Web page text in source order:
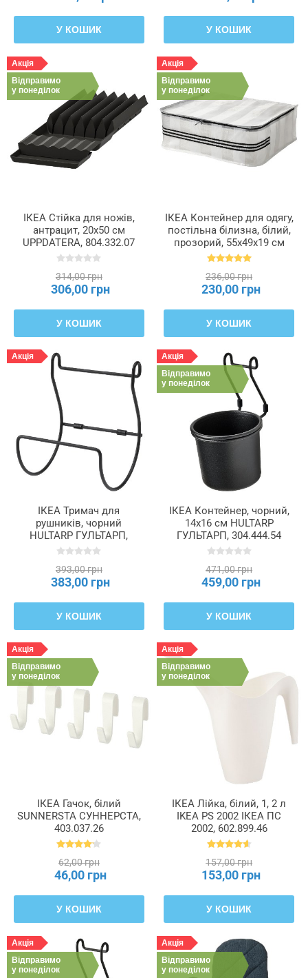
У КОШИК У КОШИК
Акція
Відправимо
у понеділок
ІКЕА Стійка для ножів,
антрацит, 20x50 см
UPPDATERA, 804.332.07
314,00 грн
306,00 грн
У КОШИК
Акція
Відправимо
у понеділок
ІКЕА Контейнер для одягу,
постільна білизна, білий,
прозорий, 55x49x19 см
GÖRSNYGG, 405.041.93
236,00 грн
230,00 грн
У КОШИК
Акція
ІКЕА Тримач для
рушників, чорний
HULTARP ГУЛЬТАРП,
604.444.38
393,00 грн
383,00 грн
У КОШИК
Акція
Відправимо
у понеділок
ІКЕА Контейнер, чорний,
14x16 см HULTARP
ГУЛЬТАРП, 304.444.54
471,00 грн
459,00 грн
У КОШИК
Акція
Відправимо
у понеділок
ІКЕА Гачок, білий
SUNNERSTA СУННЕРСТА,
403.037.26
62,00 грн
46,00 грн
У КОШИК
Акція
Відправимо
у понеділок
ІКЕА Лійка, білий, 1, 2 л
IKEA PS 2002 ІКЕА ПС
2002, 602.899.46
157,00 грн
153,00 грн
У КОШИК
Акція
Відправимо
у понеділок
Акція
Відправимо
у понеділок